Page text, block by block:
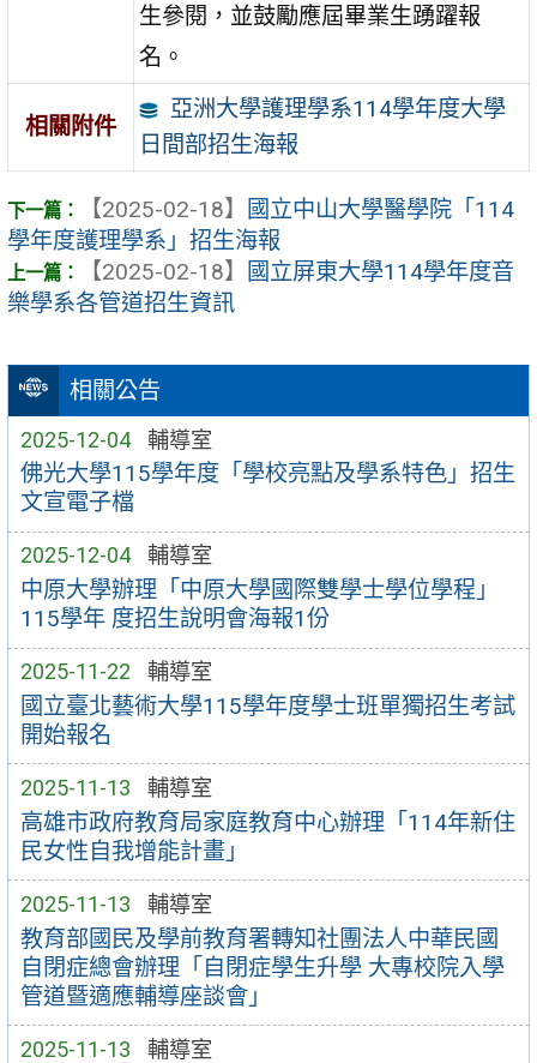
相關公告
2025-12-04 輔導室
佛光大學115學年度「學校亮點及學系特色」招生
文宣電子檔
2025-12-04 輔導室
中原大學辦理「中原大學國際雙學士學位學程」
115學年 度招生說明會海報1份
2025-11-22 輔導室
國立臺北藝術大學115學年度學士班單獨招生考試
開始報名
2025-11-13 輔導室
高雄市政府教育局家庭教育中心辦理「114年新住
民女性自我增能計畫」
2025-11-13 輔導室
教育部國民及學前教育署轉知社團法人中華民國
自閉症總會辦理「自閉症學生升學 大專校院入學
管道暨適應輔導座談會」
2025-11-13 輔導室
生參閱，並鼓勵應屆畢業生踴躍報
名。
相關附件
亞洲大學護理學系114學年度大學
日間部招生海報
【2025-02-18】
國立中山大學醫學院「114
學年度護理學系」招生海報
【2025-02-18】
國立屏東大學114學年度音
樂學系各管道招生資訊